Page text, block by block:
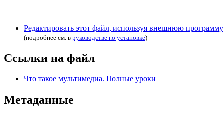
Редактировать этот файл, используя внешнюю программу
(подробнее см. в руководстве по установке)
Ссылки на файл
Что такое мультимедиа. Полные уроки
Метаданные